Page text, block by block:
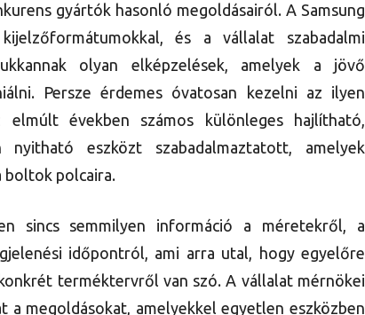
gyártók hasonló megoldásairól. A Samsung
és a vállalat szabadalmi
olyan elképzelések, amelyek a jövő
Persze érdemes óvatosan kezelni az ilyen
elmúlt években számos különleges hajlítható,
eszközt szabadalmaztatott, amelyek
boltok polcaira.
sincs semmilyen információ a méretekről, a
időpontról, ami arra utal, hogy egyelőre
terméktervről van szó. A vállalat mérnökei
a megoldásokat, amelyekkel egyetlen eszközben